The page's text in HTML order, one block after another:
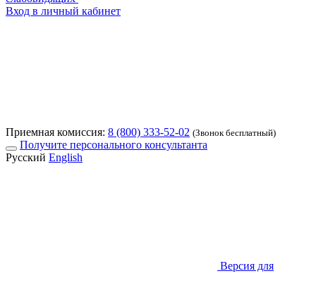
Вход в личный кабинет
Приемная комиссия: 8 (800) 333-52-02 (Звонок бесплатный)
Получите персонального консультанта
Русский English
Версия для